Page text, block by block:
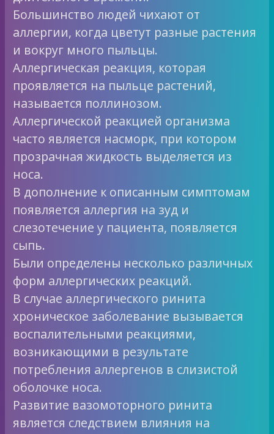
Большинство людей чихают от
аллергии, когда цветут разные растения
и вокруг много пыльцы.
Аллергическая реакция, которая
проявляется на пыльце растений,
называется поллинозом.
Аллергической реакцией организма
часто является насморк, при котором
прозрачная жидкость выделяется из
носа.
В дополнение к описанным симптомам
появляется аллергия на зуд и
слезотечение у пациента, появляется
сыпь.
Были определены несколько различных
форм аллергических реакций.
В случае аллергического ринита
хроническое заболевание вызывается
воспалительными реакциями,
возникающими в результате
потребления аллергенов в слизистой
оболочке носа.
Развитие вазомоторного ринита
является следствием влияния на